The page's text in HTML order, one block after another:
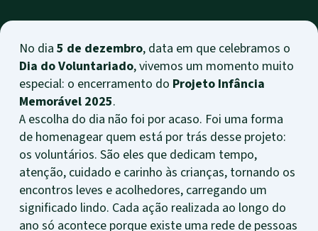
No dia 5 de dezembro, data em que celebramos o
Dia do Voluntariado, vivemos um momento muito
especial: o encerramento do Projeto Infância
Memorável 2025.
A escolha do dia não foi por acaso. Foi uma forma
de homenagear quem está por trás desse projeto:
os voluntários. São eles que dedicam tempo,
atenção, cuidado e carinho às crianças, tornando os
encontros leves e acolhedores, carregando um
significado lindo. Cada ação realizada ao longo do
ano só acontece porque existe uma rede de pessoas